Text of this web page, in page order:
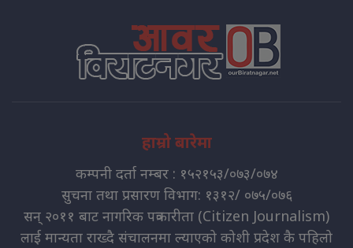
हाम्रो बारेमा
कम्पनी दर्ता नम्बर : १५२१५३/०७३/०७४
सुचना तथा प्रसारण विभाग: १३१२/ ०७५/०७६
सन् २०११ बाट नागरिक पत्रकारीता (Citizen Journalism)
लाई मान्यता राख्दै संचालनमा ल्याएको कोशी प्रदेश कै पहिलो